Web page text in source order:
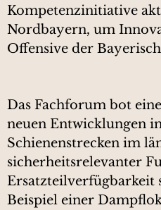
Kompetenzinitiative
Nordbayern, um
Offensive der
Das Fachforum bot
neuen Entwicklungen
Schienenstrecken im
sicherheitsrelevanter
Ersatzteilverfügbarkeit
Beispiel einer